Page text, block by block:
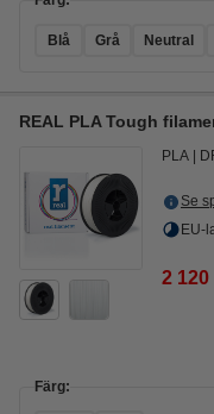
Blå Grå Neutral
REAL PLA Tough
PLA
Se
EU-
2 120
Färg: